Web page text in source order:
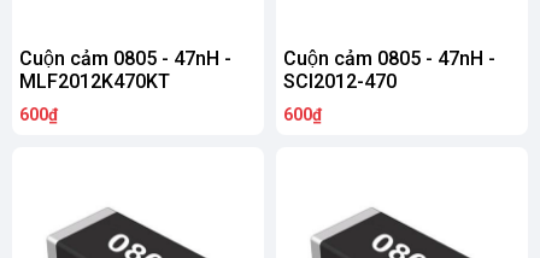
Cuộn cảm 0805 - 47nH -
MLF2012K470KT
600₫
Cuộn cảm 0805 - 47nH -
SCI2012-470
600₫